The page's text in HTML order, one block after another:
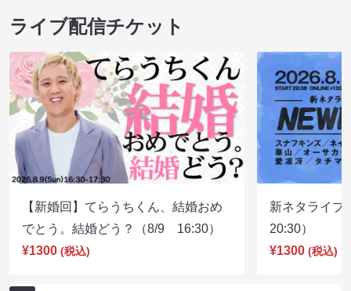
ライブ配信チケット
【新婚回】てらうちくん、結婚おめ
でとう。結婚どう？（8/9 16:30）
¥1300 (税込)
新ネタライ
20:30）
¥1300 (税込)